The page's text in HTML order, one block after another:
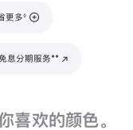
更多
脚注
◊
息分期服务脚注
**
喜欢的颜色。